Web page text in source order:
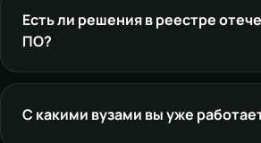
Есть ли решения в реестре
ПО?
С какими вузами вы уже